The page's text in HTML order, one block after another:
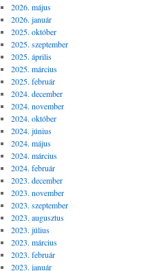
2026. május
2026. január
2025. október
2025. szeptember
2025. április
2025. március
2025. február
2024. december
2024. november
2024. október
2024. június
2024. május
2024. március
2024. február
2023. december
2023. november
2023. szeptember
2023. augusztus
2023. július
2023. március
2023. február
2023. január